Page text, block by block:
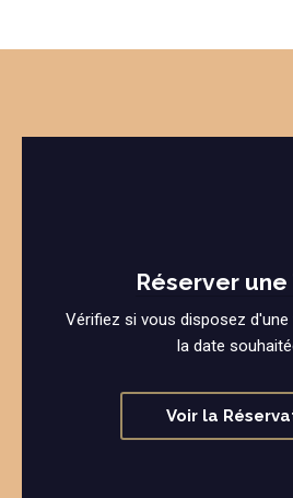
Réserver une
Vérifiez si vous disposez
la date
Voir la